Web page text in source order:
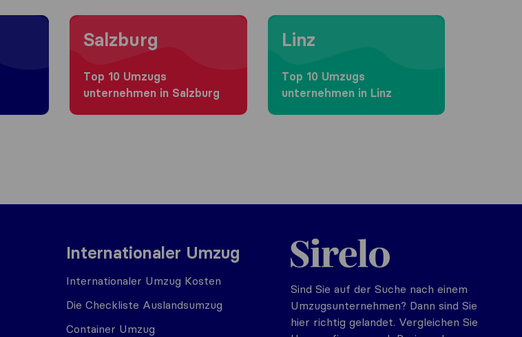
Moving to Salzburg
Salzburg
Top 10 Umzugs​
unternehmen in Salzburg
Moving to Linz
Linz
Top 10 Umzugs​
unternehmen in Linz
Internationaler Umzug
Internationaler Umzug Kosten
Die Checkliste Auslandsumzug
Container Umzug
Sirelo.at
Sind Sie auf der Suche nach einem
Umzugsunternehmen? Dann sind Sie
hier richtig gelandet. Vergleichen Sie